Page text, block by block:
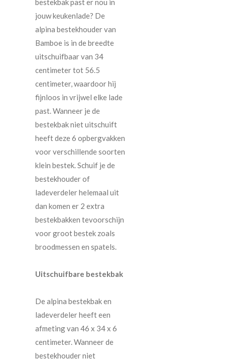
bestekbak past er nou in
jouw keukenlade? De
alpina bestekhouder van
Bamboe is in de breedte
uitschuifbaar van 34
centimeter tot 56.5
centimeter, waardoor hij
fijnloos in vrijwel elke lade
past. Wanneer je de
bestekbak niet uitschuift
heeft deze 6 opbergvakken
voor verschillende soorten
klein bestek. Schuif je de
bestekhouder of
ladeverdeler helemaal uit
dan komen er 2 extra
bestekbakken tevoorschijn
voor groot bestek zoals
broodmessen en spatels.
Uitschuifbare bestekbak
De alpina bestekbak en
ladeverdeler heeft een
afmeting van 46 x 34 x 6
centimeter. Wanneer de
bestekhouder niet